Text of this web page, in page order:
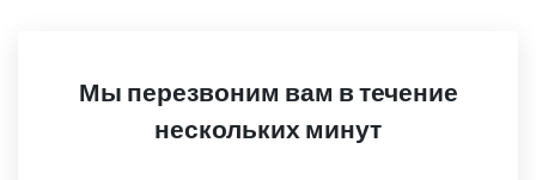
Мы перезвоним вам в течение
нескольких минут